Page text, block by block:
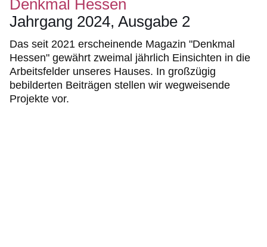
Denkmal Hessen
Jahrgang 2024, Ausgabe 2
Das seit 2021 erscheinende Magazin "Denkmal
Hessen" gewährt zweimal jährlich Einsichten in die
Arbeitsfelder unseres Hauses. In großzügig
bebilderten Beiträgen stellen wir wegweisende
Projekte vor.